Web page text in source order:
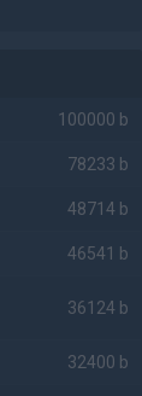
100000 b
78233 b
48714 b
46541 b
36124 b
32400 b